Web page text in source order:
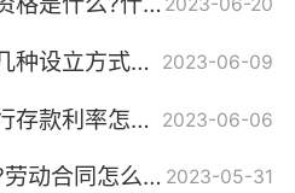
2023-06-20
环球今热点：公司有几种设立方式？公司章程是什么？ 2023-06-09
全球热资讯！我国银行存款利率怎么算？各银行存款利率表有多少？ 2023-06-06
没签劳动合同谁吃亏?劳动合同怎么签才正规? 2023-05-31